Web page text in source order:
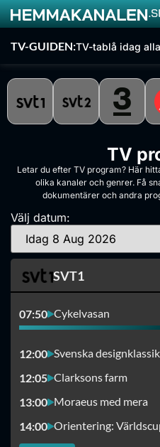
TV-GUIDEN:TV-tablå idag
TV
Letar du efter TV program? Här
olika kanaler och genrer. Få
dokumentärer och andra
Välj datum:
SVT1
07:50 Cykelvasan
12:00 Svenska
12:05 Clarksons farm
13:00 Moraeus med mera
14:00 Orientering: